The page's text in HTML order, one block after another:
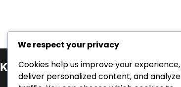
Kategorier
Event Quest Premierer
We respect your privacy
Cookies help us improve your experience,
deliver personalized content, and analyze